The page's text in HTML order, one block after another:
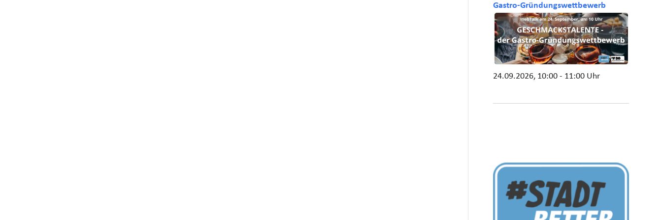
Gastro-Gründungswettbewerb
24.09.2026, 10:00 - 11:00 Uhr